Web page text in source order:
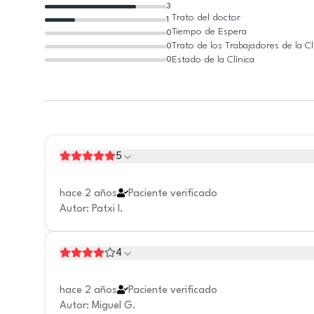
0
0
0
1
3
Trato del doctor
Tiempo de Espera
Trato de los Trabajadores de la
Estado de la Clínica
5
hace 2 años
Paciente verificado
Autor: Patxi I.
4
hace 2 años
Paciente verificado
Autor: Miguel G.